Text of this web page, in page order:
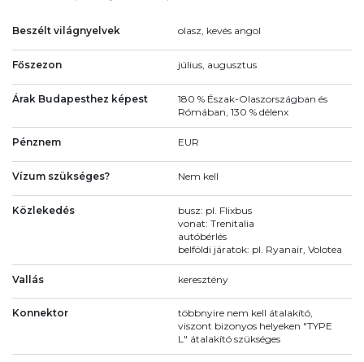
Beszélt világnyelvek olasz, kevés angol
Főszezon július, augusztus
Árak Budapesthez képest
180 % Észak-Olaszországban és
Rómában, 130 % délenx
Pénznem EUR
Vízum szükséges? Nem kell
Közlekedés
busz: pl. Flixbus
vonat: Trenitalia
autóbérlés
belföldi járatok: pl. Ryanair, Volotea
Vallás keresztény
Konnektor
többnyire nem kell átalakító,
viszont bizonyos helyeken "TYPE
L" átalakító szükséges